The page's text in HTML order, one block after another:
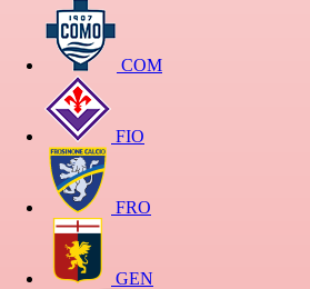
COM
FIO
FRO
GEN